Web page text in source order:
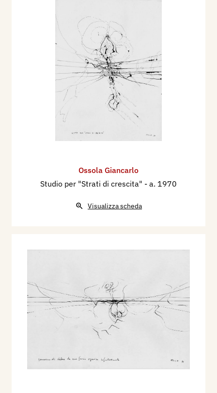
Ossola Giancarlo
Studio per "Strati di crescita" - a. 1970
Visualizza scheda